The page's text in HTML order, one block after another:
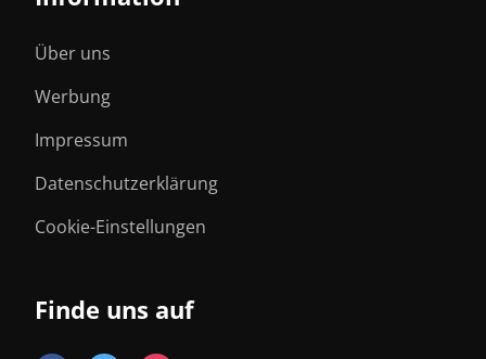
Über uns
Werbung
Impressum
Datenschutzerklärung
Cookie-Einstellungen
Finde uns auf